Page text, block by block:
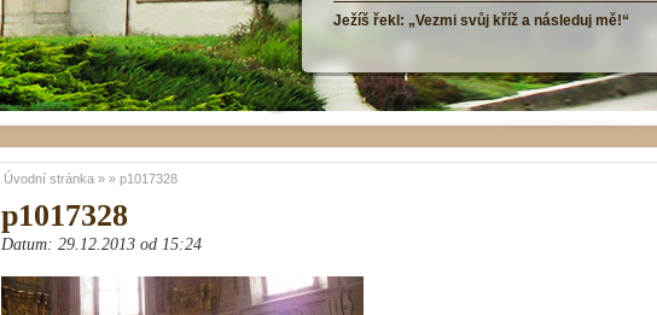
p1017328
Datum: 29.12.2013 od 15:24
Úvodní stránka » » p1017328
Ježíš řekl: „Vezmi svůj kříž a následuj mě!“